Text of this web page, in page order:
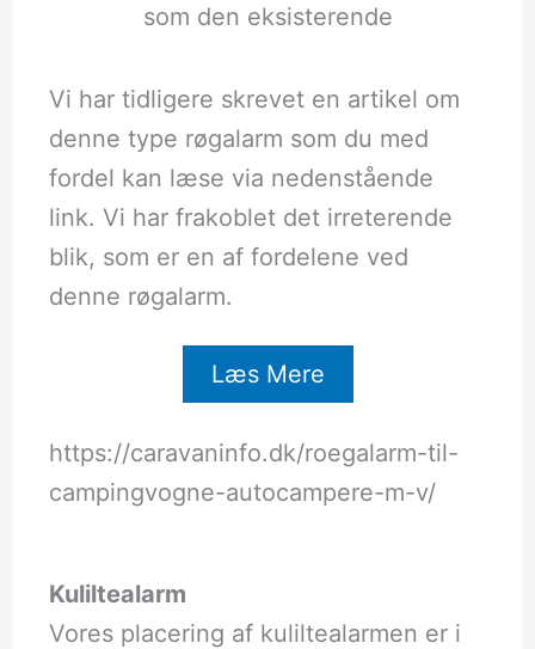
som den eksisterende
Vi har tidligere skrevet en artikel om
denne type røgalarm som du med
fordel kan læse via nedenstående
link. Vi har frakoblet det irreterende
blik, som er en af fordelene ved
denne røgalarm.
Læs Mere
https://caravaninfo.dk/roegalarm-til-
campingvogne-autocampere-m-v/
Kuliltealarm
Vores placering af kuliltealarmen er i